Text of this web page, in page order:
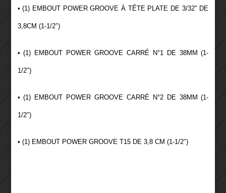
• (1) EMBOUT POWER GROOVE À TÊTE PLATE DE 3/32″ DE
3,8CM (1-1/2″)
• (1) EMBOUT POWER GROOVE CARRÉ N°1 DE 38MM (1-
1/2″)
• (1) EMBOUT POWER GROOVE CARRÉ N°2 DE 38MM (1-
1/2″)
• (1) EMBOUT POWER GROOVE T15 DE 3,8 CM (1-1/2″)